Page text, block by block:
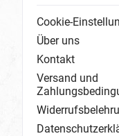
Cookie-
Über uns
Kontakt
Versand und